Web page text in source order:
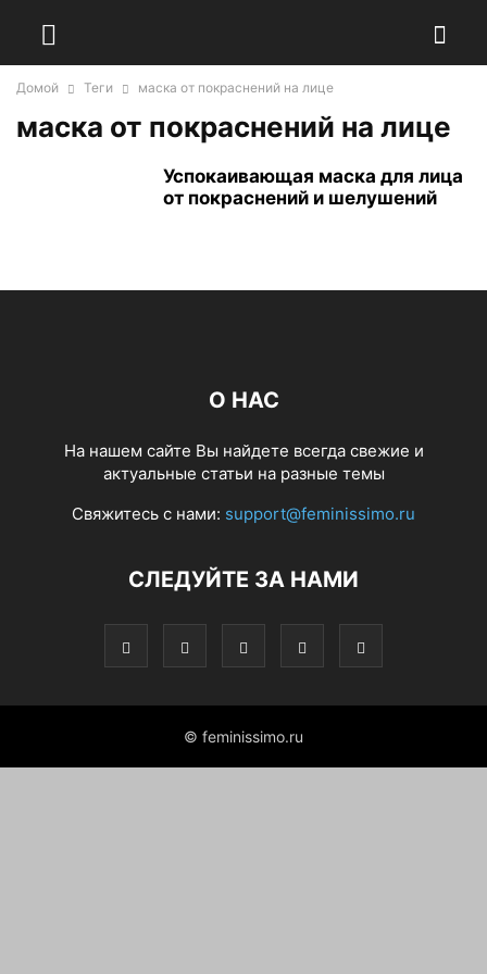
Домой Теги маска от покраснений на лице
маска от покраснений на лице
Успокаивающая маска для лица
от покраснений и шелушений
О НАС
На нашем сайте Вы найдете всегда свежие и
актуальные статьи на разные темы
Свяжитесь с нами: support@feminissimo.ru
СЛЕДУЙТЕ ЗА НАМИ
© feminissimo.ru